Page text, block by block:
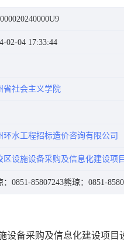
02-04 17:33:44
省社会主义学院
环水工程招标造价咨询有限公司
区设施设备采购及信息化建设项
：0851-85807243熊琼：0851-
设备采购及信息化建设项